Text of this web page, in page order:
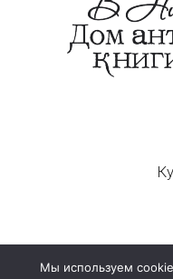
125009, г.
Мы используем